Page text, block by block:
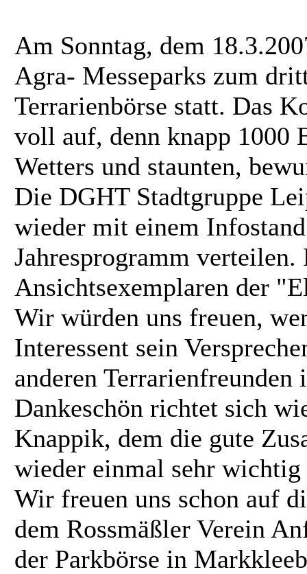
Am Sonntag, dem
Agra- Messeparks zum
Terrarienbörse statt. Das
voll auf, denn knapp 1000
Wetters und staunten,
Die DGHT Stadtgruppe
wieder mit einem
Jahresprogramm verteilen.
Ansichtsexemplaren der
Wir würden uns freuen,
Interessent sein
anderen
Dankeschön richtet sich
Knappik, dem die gute
wieder einmal sehr wichtig
Wir freuen uns schon auf
dem Rossmäßler Verein
der Parkbörse in